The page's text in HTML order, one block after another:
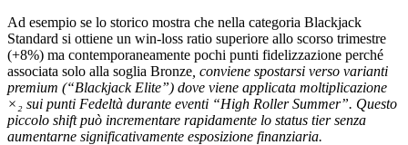
Ad esempio se lo storico mostra che nella categoria Blackjack
Standard si ottiene un win‑loss ratio superiore allo scorso trimestre
(+8%) ma contemporaneamente pochi punti fidelizzazione perché
associata solo alla soglia Bronze , conviene spostarsi verso varianti
premium (“Blackjack Elite”) dove viene applicata moltiplicazione
×₂ sui punti Fedeltà durante eventi “High Roller Summer”. Questo
piccolo shift può incrementare rapidamente lo status tier senza
aumentarne significativamente esposizione finanziaria.